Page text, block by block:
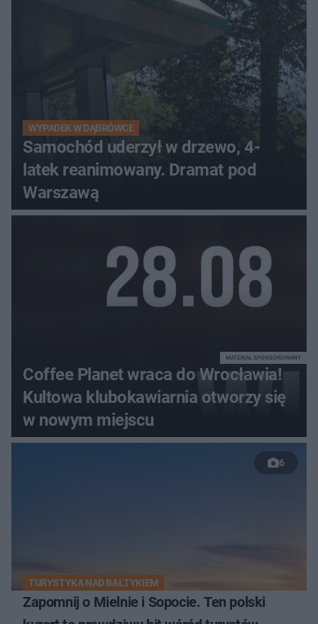
WYPADEK W DĄBRÓWCE
Samochód uderzył w drzewo, 4-
latek reanimowany. Dramat pod
Warszawą
Coffee Planet wraca do Wrocławia!
Kultowa klubokawiarnia otworzy się
w nowym miejscu
MATERIAŁ SPONSOROWANY
6
TURYSTYKA NAD BAŁTYKIEM
Zapomnij o Mielnie i Sopocie. Ten polski